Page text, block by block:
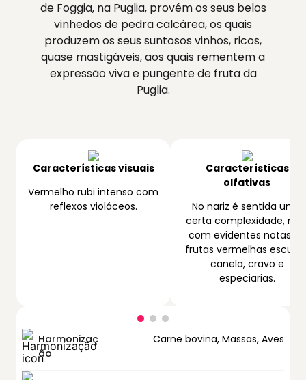
Harmonizaç
ão
Carne bovina, Massas, Aves
de Foggia, na Puglia, provém os seus belos
vinhedos de pedra calcárea, os quais
produzem os seus suntosos vinhos, ricos,
quase mastigáveis, aos quais rementem a
expressão viva e pungente de fruta da
Puglia.
Características visuais
Vermelho rubi intenso com
reflexos violáceos.
Características
olfativas
No nariz é sentida uma
certa complexidade,
com evidentes notas de
frutas vermelhas
canela, cravo e
especiarias.